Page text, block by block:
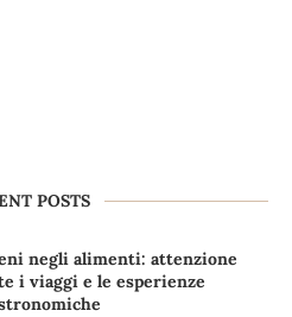
POSTS
negli alimenti: attenzione
i viaggi e le esperienze